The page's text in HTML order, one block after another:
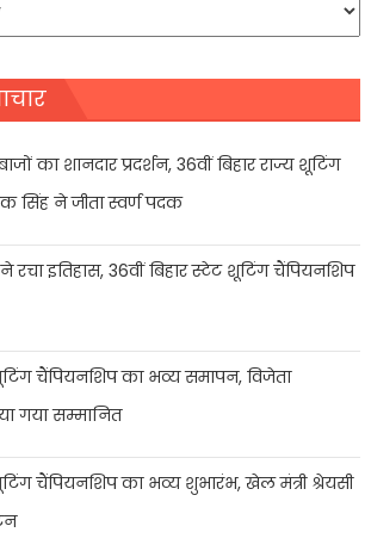
का शानदार प्रदर्शन, 36वीं बिहार राज्य शूटिंग
सिंह ने जीता स्वर्ण पदक
ने रचा इतिहास, 36वीं बिहार स्टेट शूटिंग चैंपियनशिप
चैंपियनशिप का भव्य समापन, विजेता
गया सम्मानित
चैंपियनशिप का भव्य शुभारंभ, खेल मंत्री श्रेयसी